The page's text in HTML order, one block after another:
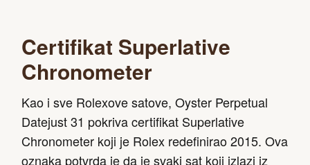
Certifikat Superlative
Chronometer
Kao i sve Rolexove satove, Oyster Perpetual
Datejust 31 pokriva certifikat Superlative
Chronometer koji je Rolex redefinirao 2015. Ova
oznaka potvrda je da je svaki sat koji izlazi iz